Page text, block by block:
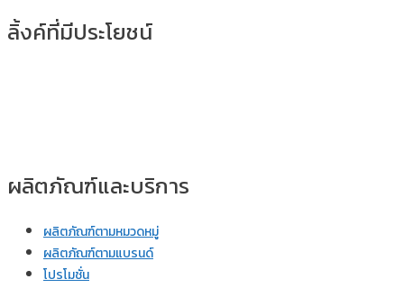
ลิ้งค์ที่มีประโยชน์
ผลิตภัณฑ์และบริการ
ผลิตภัณฑ์ตามหมวดหมู่
ผลิตภัณฑ์ตามแบรนด์
โปรโมชั่น